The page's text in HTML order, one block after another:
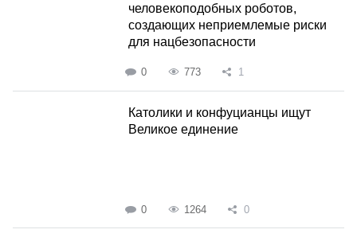
человекоподобных роботов,
создающих неприемлемые риски
для нацбезопасности
0 773 1
Католики и конфуцианцы ищут
Великое единение
0 1264 0